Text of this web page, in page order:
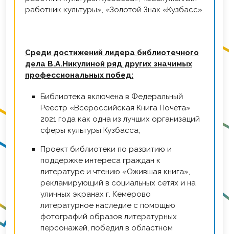
работник культуры», «Золотой Знак «Кузбасс».
Среди достижений лидера библиотечного
дела В.А.Никулиной ряд других значимых
профессиональных побед:
библиотека включена в Федеральный
Реестр «Всероссийская Книга Почёта»
2021 года как одна из лучших организаций
сферы культуры Кузбасса;
проект библиотеки по развитию и
поддержке интереса граждан к
литературе и чтению «Ожившая книга»,
рекламирующий в социальных сетях и на
уличных экранах г. Кемерово
литературное наследие с помощью
фотографий образов литературных
персонажей, победил в областном